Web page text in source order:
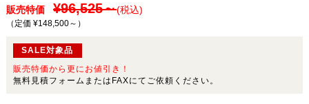
販売特価 ¥96,525～(税込)
（定価 ¥148,500～ ）
SALE対象品
販売特価から更にお値引き！
無料見積フォームまたはFAXにてご依頼ください。